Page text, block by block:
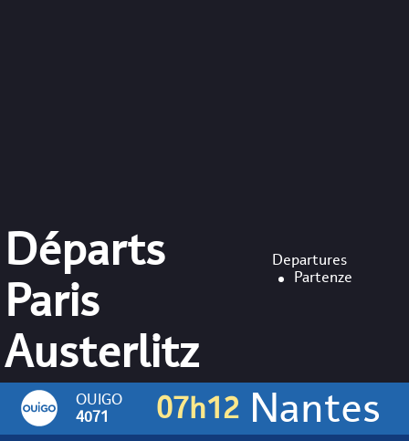
Départs
Paris
Austerlitz
Departures
Partenze
OUIGO
4071
07h12
Nantes
Brive-la-